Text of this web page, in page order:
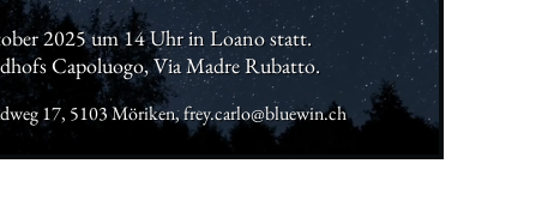
2025 um 14 Uhr in Loano statt.
Capoluogo, Via Madre Rubatto.
17, 5103 Möriken, frey.carlo@bluewin.ch